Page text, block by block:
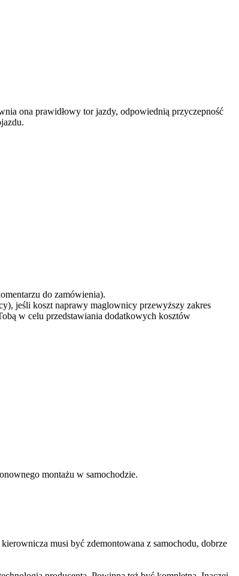
ona prawidłowy tor jazdy, odpowiednią przyczepność
do zamówienia).
jeśli koszt naprawy maglownicy przewyższy zakres
w celu przedstawiania dodatkowych kosztów
montażu w samochodzie.
musi być zdemontowana z samochodu, dobrze